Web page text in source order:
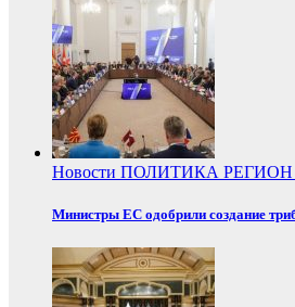
Новости ПОЛИТИКА РЕГИОН
Министры ЕС одобрили создание